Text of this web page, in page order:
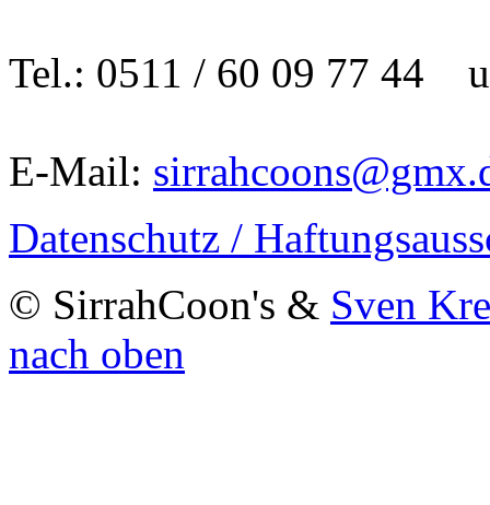
Tel.: 0511 / 60 09 77 44
E-Mail:
Datenschutz /
© SirrahCoon's & Sven
nach oben